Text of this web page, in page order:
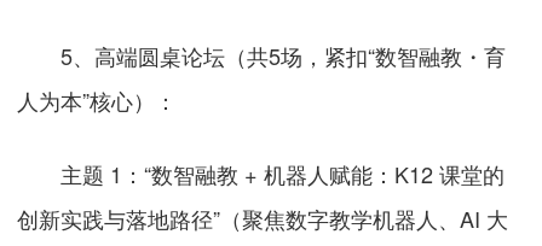
5、高端圆桌论坛（共5场，紧扣“数智融教・育
人为本”核心）：
主题 1：“数智融教 + 机器人赋能：K12 课堂的
创新实践与落地路径”（聚焦数字教学机器人、AI 大